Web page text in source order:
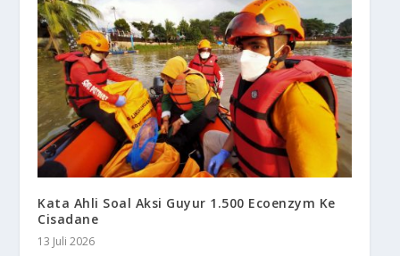
Kata Ahli Soal Aksi Guyur 1.500 Ecoenzym Ke
Cisadane
13 Juli 2026